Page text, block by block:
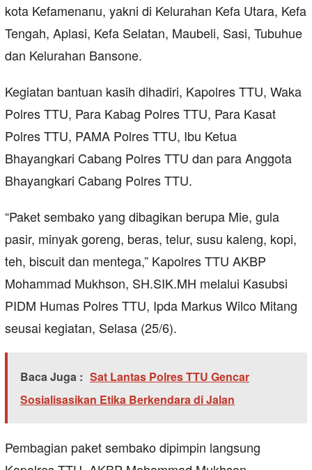
kota Kefamenanu, yakni di Kelurahan Kefa Utara, Kefa
Tengah, Aplasi, Kefa Selatan, Maubeli, Sasi, Tubuhue
dan Kelurahan Bansone.
Kegiatan bantuan kasih dihadiri, Kapolres TTU, Waka
Polres TTU, Para Kabag Polres TTU, Para Kasat
Polres TTU, PAMA Polres TTU, Ibu Ketua
Bhayangkari Cabang Polres TTU dan para Anggota
Bhayangkari Cabang Polres TTU.
“Paket sembako yang dibagikan berupa Mie, gula
pasir, minyak goreng, beras, telur, susu kaleng, kopi,
teh, biscuit dan mentega,” Kapolres TTU AKBP
Mohammad Mukhson, SH.SIK.MH melalui Kasubsi
PIDM Humas Polres TTU, Ipda Markus Wilco Mitang
seusai kegiatan, Selasa (25/6).
Baca Juga : Sat Lantas Polres TTU Gencar
Sosialisasikan Etika Berkendara di Jalan
Pembagian paket sembako dipimpin langsung